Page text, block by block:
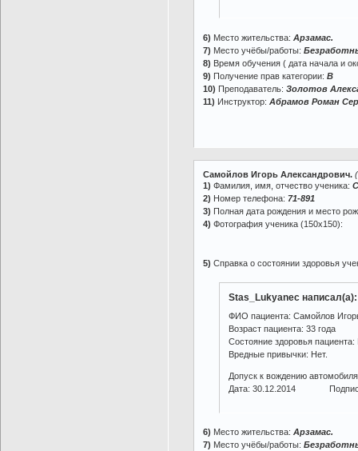
6) Место жительства: Арзамас.
7) Место учёбы/работы:
8) Время обучения ( дата начала и
9) Получение прав категории: В
10) Преподаватель: Золотов
11) Инструктор: Абрамов Роман
Самойлов Игорь Александрович.
1) Фамилия, имя, отчество ученика:
2) Номер телефона: 71-891
3) Полная дата рождения и место
4) Фотография ученика (150х150):
5) Справка о состоянии здоровья
Stas_Lukyanec написал(а):
ФИО пациента: Самойлов
Возраст пациента: 33 года
Cостояние здоровья
Вредные привычки: Нет.
Допуск к вождению
Дата: 30.12.2014 Подпись
6) Место жительства: Арзамас.
7) Место учёбы/работы: